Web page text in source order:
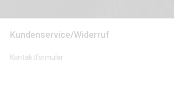
Kundenservice/Widerruf
Kontaktformular